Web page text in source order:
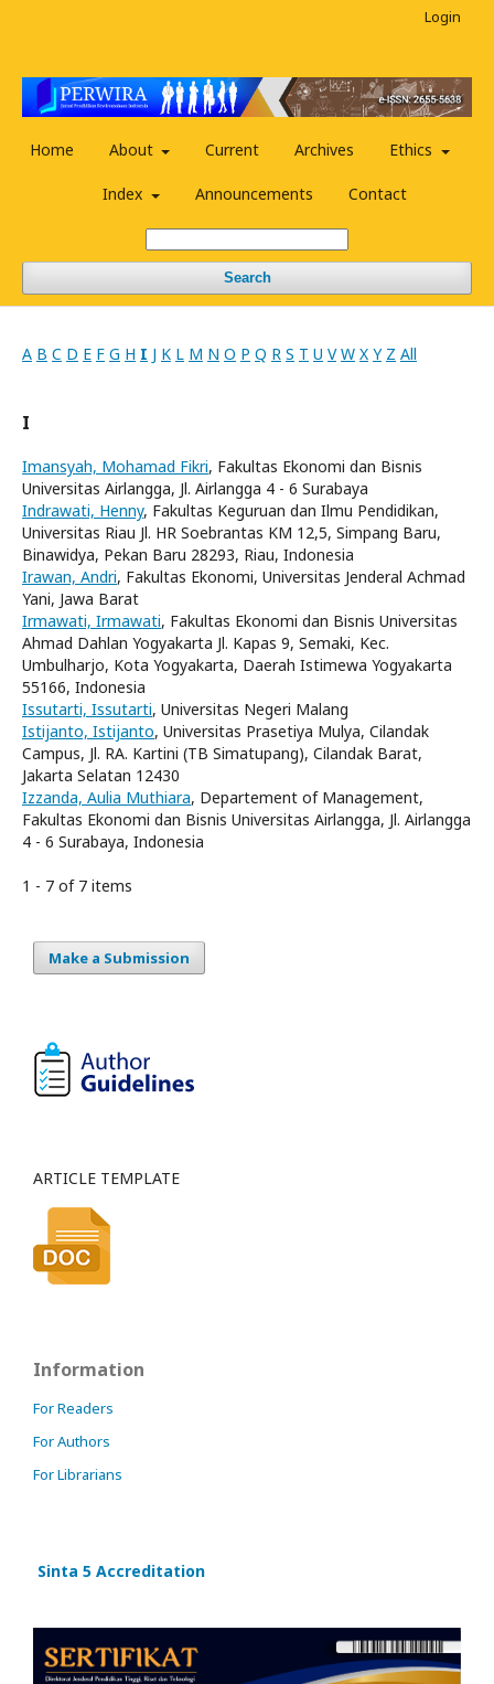
Home About Current Archives Ethics
Index Announcements Contact
Search
Login
A B C D E F G H I J K L M N O P Q R S T U V W X Y Z All
I
Imansyah, Mohamad Fikri, Fakultas Ekonomi dan Bisnis
Universitas Airlangga, Jl. Airlangga 4 - 6 Surabaya
Indrawati, Henny, Fakultas Keguruan dan Ilmu Pendidikan,
Universitas Riau Jl. HR Soebrantas KM 12,5, Simpang Baru,
Binawidya, Pekan Baru 28293, Riau, Indonesia
Irawan, Andri, Fakultas Ekonomi, Universitas Jenderal Achmad
Yani, Jawa Barat
Irmawati, Irmawati, Fakultas Ekonomi dan Bisnis Universitas
Ahmad Dahlan Yogyakarta Jl. Kapas 9, Semaki, Kec.
Umbulharjo, Kota Yogyakarta, Daerah Istimewa Yogyakarta
55166, Indonesia
Issutarti, Issutarti, Universitas Negeri Malang
Istijanto, Istijanto, Universitas Prasetiya Mulya, Cilandak
Campus, Jl. RA. Kartini (TB Simatupang), Cilandak Barat,
Jakarta Selatan 12430
Izzanda, Aulia Muthiara, Departement of Management,
Fakultas Ekonomi dan Bisnis Universitas Airlangga, Jl. Airlangga
4 - 6 Surabaya, Indonesia
1 - 7 of 7 items
Make a Submission
ARTICLE TEMPLATE
Information
For Readers
For Authors
For Librarians
Sinta 5 Accreditation